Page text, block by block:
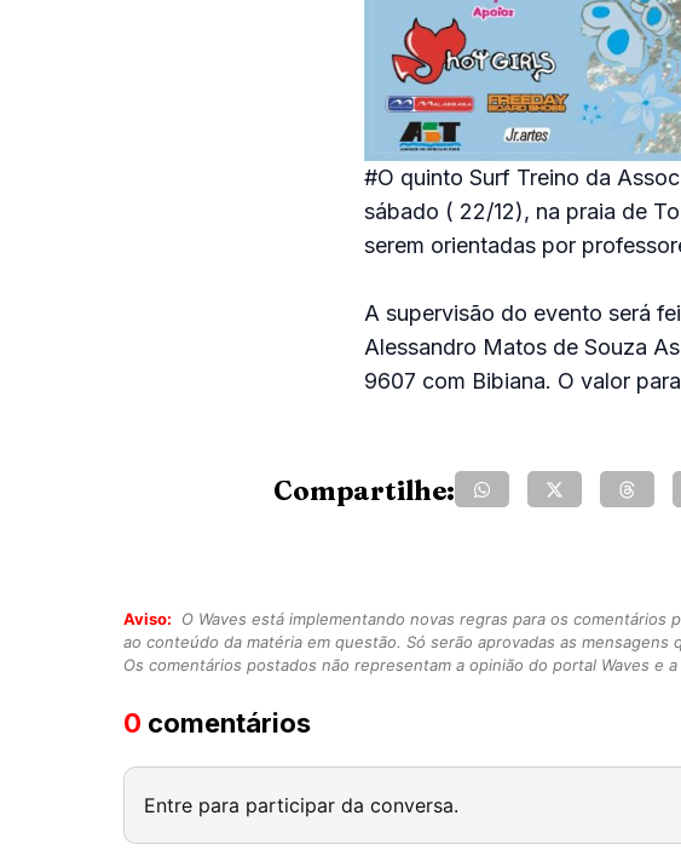
#O quinto Surf Treino da
sábado ( 22/12), na praia de
serem orientadas por
A supervisão do evento será
Alessandro Matos de Souza
9607 com Bibiana. O valor
Compartilhe:
Aviso:
O Waves está implementando novas regras para os
ao conteúdo da matéria em questão. Só serão aprovadas as
Os comentários postados não representam a opinião do portal Waves e
0 comentários
Entre para participar da conversa.